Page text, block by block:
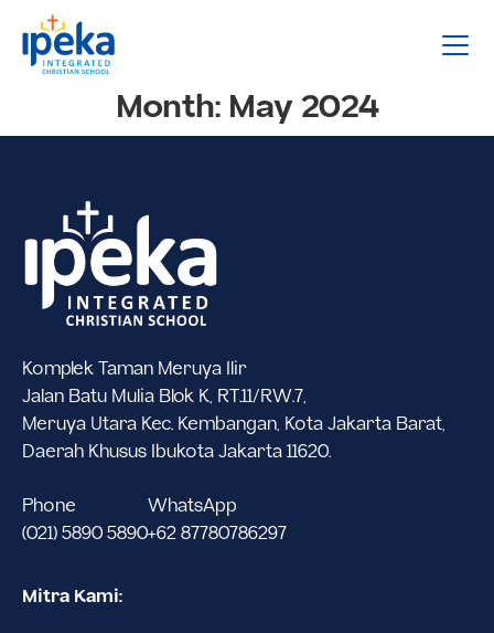
Month: May 2024
Komplek Taman Meruya Ilir
Jalan Batu Mulia Blok K, RT.11/RW.7,
Meruya Utara Kec. Kembangan, Kota Jakarta Barat,
Daerah Khusus Ibukota Jakarta 11620.
Phone
(021) 5890 5890
WhatsApp
+62 87780786297
Mitra Kami: